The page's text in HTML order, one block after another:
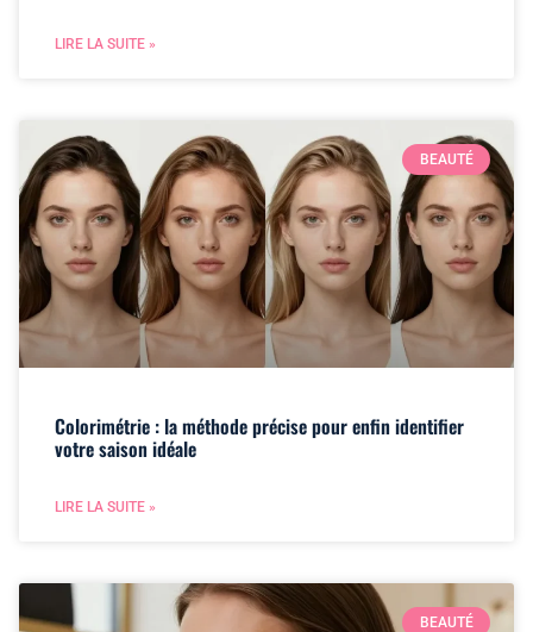
LIRE LA SUITE »
BEAUTÉ
Colorimétrie : la méthode précise pour enfin identifier
votre saison idéale
LIRE LA SUITE »
BEAUTÉ